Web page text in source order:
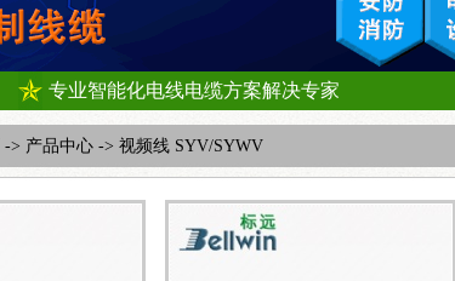
专业智能化电线电缆方案解决专家
-> 产品中心 -> 视频线 SYV/SYWV